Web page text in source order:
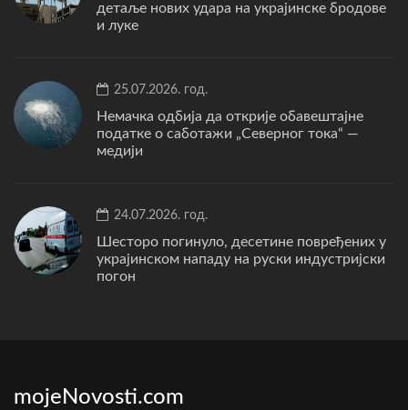
детаље нових удара на украјинске бродове
и луке
25.07.2026. год.
Немачка одбија да открије обавештајне
податке о саботажи „Северног тока“ —
медији
24.07.2026. год.
Шесторо погинуло, десетине повређених у
украјинском нападу на руски индустријски
погон
mojeNovosti.com